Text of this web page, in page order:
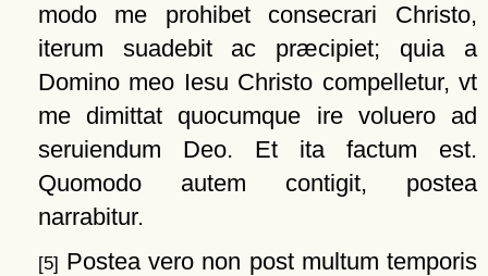
modo me prohibet consecrari Christo,
iterum suadebit ac præcipiet; quia a
Domino meo Iesu Christo compelletur, vt
me dimittat quocumque ire voluero ad
seruiendum Deo. Et ita factum est.
Quomodo autem contigit, postea
narrabitur.
[5] Postea vero non post multum temporis